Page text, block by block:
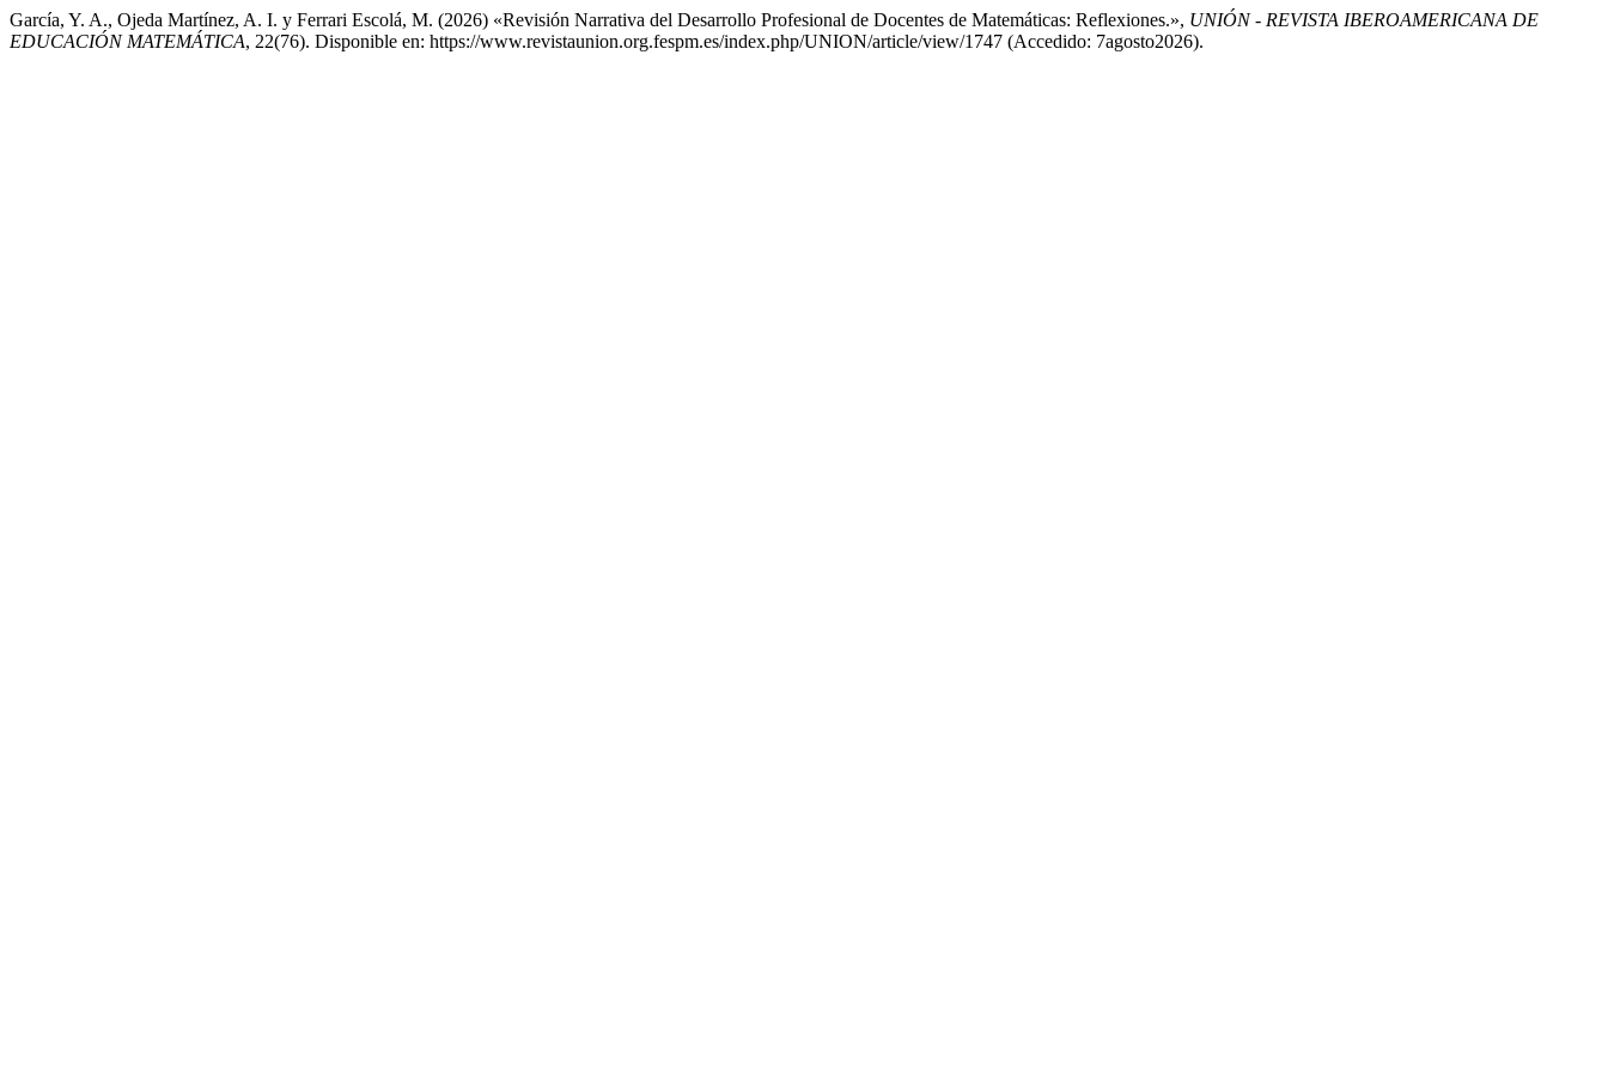
García, Y. A., Ojeda Martínez, A. I. y Ferrari Escolá, M. (2026) «Revisión Narrativa del Desarrollo Profesional de Docentes de Matemáticas: Reflexiones.», UNIÓN - REVISTA IBEROAMERICANA DE
EDUCACIÓN MATEMÁTICA, 22(76). Disponible en: https://www.revistaunion.org.fespm.es/index.php/UNION/article/view/1747 (Accedido: 7agosto2026).